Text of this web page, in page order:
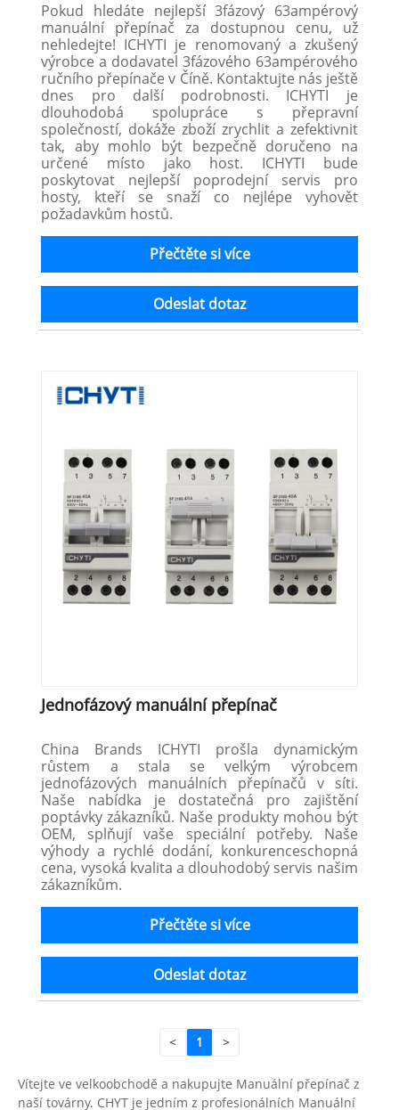
Pokud hledáte nejlepší 3fázový 63ampérový
manuální přepínač za dostupnou cenu, už
nehledejte! ICHYTI je renomovaný a zkušený
výrobce a dodavatel 3fázového 63ampérového
ručního přepínače v Číně. Kontaktujte nás ještě
dnes pro další podrobnosti. ICHYTI je
dlouhodobá spolupráce s přepravní
společností, dokáže zboží zrychlit a zefektivnit
tak, aby mohlo být bezpečně doručeno na
určené místo jako host. ICHYTI bude
poskytovat nejlepší poprodejní servis pro
hosty, kteří se snaží co nejlépe vyhovět
požadavkům hostů.
Přečtěte si více
Odeslat dotaz
Jednofázový manuální přepínač
China Brands ICHYTI prošla dynamickým
růstem a stala se velkým výrobcem
jednofázových manuálních přepínačů v síti.
Naše nabídka je dostatečná pro zajištění
poptávky zákazníků. Naše produkty mohou být
OEM, splňují vaše speciální potřeby. Naše
výhody a rychlé dodání, konkurenceschopná
cena, vysoká kvalita a dlouhodobý servis našim
zákazníkům.
Přečtěte si více
Odeslat dotaz
< 1 >
Vítejte ve velkoobchodě a nakupujte Manuální přepínač z
naší továrny. CHYT je jedním z profesionálních Manuální